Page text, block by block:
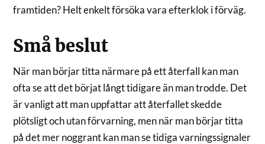
framtiden? Helt enkelt försöka vara efterklok i förväg.
Små beslut
När man börjar titta närmare på ett återfall kan man
ofta se att det börjat långt tidigare än man trodde. Det
är vanligt att man uppfattar att återfallet skedde
plötsligt och utan förvarning, men när man börjar titta
på det mer noggrant kan man se tidiga varningssignaler